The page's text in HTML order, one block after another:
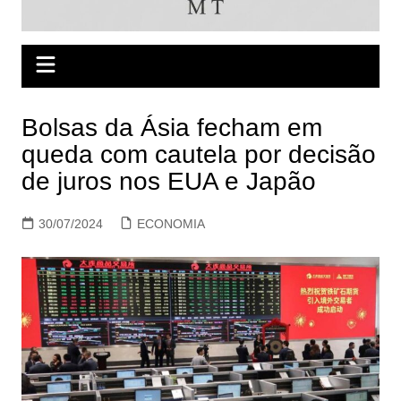
Bolsas da Ásia fecham em
queda com cautela por decisão
de juros nos EUA e Japão
30/07/2024 ECONOMIA